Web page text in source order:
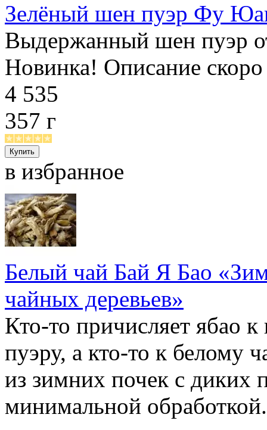
Зелёный шен пуэр Фу
Выдержанный шен пуэр
Новинка! Описание скоро
4 535
357 г
в избранное
Белый чай Бай Я Бао
чайных деревьев»
Кто-то причисляет ябао
пуэру, а кто-то к белому
из зимних почек с диких
минимальной